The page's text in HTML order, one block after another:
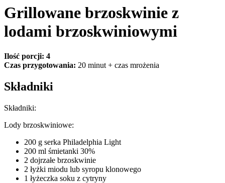
Grillowane brzoskwinie z
lodami brzoskwiniowymi
Ilość porcji: 4
Czas przygotowania: 20 minut + czas mrożenia
Składniki
Składniki:
Lody brzoskwiniowe:
200 g serka Philadelphia Light
200 ml śmietanki 30%
2 dojrzałe brzoskwinie
2 łyżki miodu lub syropu klonowego
1 łyżeczka soku z cytryny